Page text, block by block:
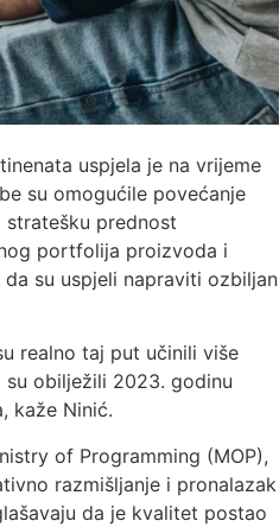
uspjela je na vrijeme
su omogućile povećanje
prednost
portfolija proizvoda i
su uspjeli napraviti ozbiljan
realno taj put učinili više
obilježili 2023. godinu
kaže Ninić.
of Programming (MOP),
razmišljanje i pronalazak
da je kvalitet postao